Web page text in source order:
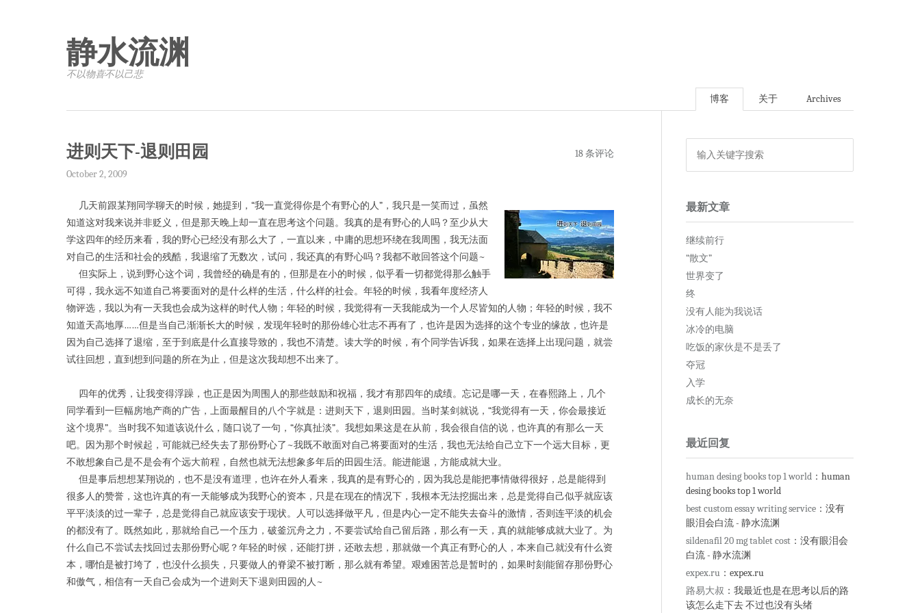
静水流渊
不以物喜·不以己悲
博客 关于 Archives
进则天下-退则田园
October 2, 2009
18 条评论
几天前跟某翔同学聊天的时候，她提到，“我一直觉得你是个有野心的人”，我只是一笑而过，虽然
知道这对我来说并非贬义，但是那天晚上却一直在思考这个问题。我真的是有野心的人吗？至少从大
学这四年的经历来看，我的野心已经没有那么大了，一直以来，中庸的思想环绕在我周围，我无法面
对自己的生活和社会的残酷，我退缩了无数次，试问，我还真的有野心吗？我都不敢回答这个问题~
但实际上，说到野心这个词，我曾经的确是有的，但那是在小的时候，似乎看一切都觉得那么触手
可得，我永远不知道自己将要面对的是什么样的生活，什么样的社会。年轻的时候，我看年度经济人
物评选，我以为有一天我也会成为这样的时代人物；年轻的时候，我觉得有一天我能成为一个人尽皆知的人物；年轻的时候，我不
知道天高地厚……但是当自己渐渐长大的时候，发现年轻时的那份雄心壮志不再有了，也许是因为选择的这个专业的缘故，也许是
因为自己选择了退缩，至于到底是什么直接导致的，我也不清楚。读大学的时候，有个同学告诉我，如果在选择上出现问题，就尝
试往回想，直到想到问题的所在为止，但是这次我却想不出来了。
四年的优秀，让我变得浮躁，也正是因为周围人的那些鼓励和祝福，我才有那四年的成绩。忘记是哪一天，在春熙路上，几个
同学看到一巨幅房地产商的广告，上面最醒目的八个字就是：进则天下，退则田园。当时某剑就说，“我觉得有一天，你会最接近
这个境界”。当时我不知道该说什么，随口说了一句，“你真扯淡”。我想如果这是在从前，我会很自信的说，也许真的有那么一天
吧。因为那个时候起，可能就已经失去了那份野心了~我既不敢面对自己将要面对的生活，我也无法给自己立下一个远大目标，更
不敢想象自己是不是会有个远大前程，自然也就无法想象多年后的田园生活。能进能退，方能成就大业。
但是事后想想某翔说的，也不是没有道理，也许在外人看来，我真的是有野心的，因为我总是能把事情做得很好，总是能得到
很多人的赞誉，这也许真的有一天能够成为我野心的资本，只是在现在的情况下，我根本无法挖掘出来，总是觉得自己似乎就应该
平平淡淡的过一辈子，总是觉得自己就应该安于现状。人可以选择做平凡，但是内心一定不能失去奋斗的激情，否则连平淡的机会
的都没有了。既然如此，那就给自己一个压力，破釜沉舟之力，不要尝试给自己留后路，那么有一天，真的就能够成就大业了。为
什么自己不尝试去找回过去那份野心呢？年轻的时候，还能打拼，还敢去想，那就做一个真正有野心的人，本来自己就没有什么资
本，哪怕是被打垮了，也没什么损失，只要做人的脊梁不被打断，那么就有希望。艰难困苦总是暂时的，如果时刻能留存那份野心
和傲气，相信有一天自己会成为一个进则天下·退则田园的人~
最新文章
继续前行
“散文”
世界变了
终
没有人能为我说话
冰冷的电脑
吃饭的家伙是不是丢了
夺冠
入学
成长的无奈
最近回复
human desing books top 1 world ：human
desing books top 1 world
best custom essay writing service ：没有
眼泪会白流 - 静水流渊
sildenafil 20 mg tablet cost ：没有眼泪会
白流 - 静水流渊
expex.ru ：expex.ru
路易大叔 ：我最近也是在思考以后的路
该怎么走下去 不过也没有头绪